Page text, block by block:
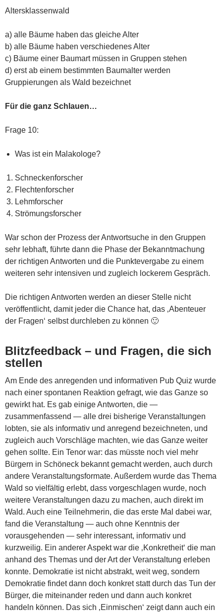
Altersklassenwald
a) alle Bäume haben das gleiche Alter
b) alle Bäume haben verschiedenes Alter
c) Bäume einer Baumart müssen in Gruppen stehen
d) erst ab einem bestimmten Baumalter werden
Gruppierungen als Wald bezeichnet
Für die ganz Schlauen…
Frage 10:
Was ist ein Malakologe?
Schneckenforscher
Flechtenforscher
Lehmforscher
Strömungsforscher
War schon der Prozess der Antwortsuche in den Gruppen
sehr lebhaft, führte dann die Phase der Bekanntmachung
der richtigen Antworten und die Punktevergabe zu einem
weiteren sehr intensiven und zugleich lockerem Gespräch.
Die richtigen Antworten werden an dieser Stelle nicht
veröffentlicht, damit jeder die Chance hat, das ‚Abenteuer
der Fragen‘ selbst durchleben zu können 🙂
Blitzfeedback – und Fragen, die sich
stellen
Am Ende des anregenden und informativen Pub Quiz wurde
nach einer spontanen Reaktion gefragt, wie das Ganze so
gewirkt hat. Es gab einige Antworten, die —
zusammenfassend — alle drei bisherige Veranstaltungen
lobten, sie als informativ und anregend bezeichneten, und
zugleich auch Vorschläge machten, wie das Ganze weiter
gehen sollte. Ein Tenor war: das müsste noch viel mehr
Bürgern in Schöneck bekannt gemacht werden, auch durch
andere Veranstaltungsformate. Außerdem wurde das Thema
Wald so vielfältig erlebt, dass vorgeschlagen wurde, noch
weitere Veranstaltungen dazu zu machen, auch direkt im
Wald. Auch eine Teilnehmerin, die das erste Mal dabei war,
fand die Veranstaltung — auch ohne Kenntnis der
vorausgehenden — sehr interessant, informativ und
kurzweilig. Ein anderer Aspekt war die ‚Konkretheit‘ die man
anhand des Themas und der Art der Veranstaltung erleben
konnte. Demokratie ist nicht abstrakt, weit weg, sondern
Demokratie findet dann doch konkret statt durch das Tun der
Bürger, die miteinander reden und dann auch konkret
handeln können. Das sich ‚Einmischen‘ zeigt dann auch ein